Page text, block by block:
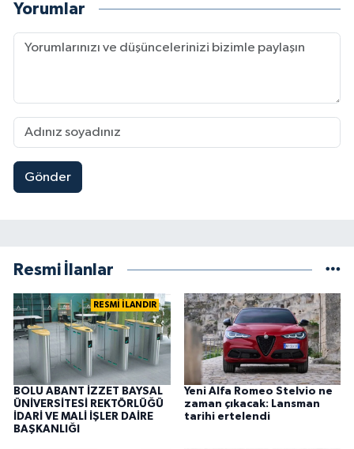
Yorumlar
Gönder
Resmi İlanlar
RESMİ İLANDIR
BOLU ABANT İZZET BAYSAL
ÜNİVERSİTESİ REKTÖRLÜĞÜ
İDARİ VE MALİ İŞLER DAİRE
BAŞKANLIĞI
Yeni Alfa Romeo Stelvio ne
zaman çıkacak: Lansman
tarihi ertelendi